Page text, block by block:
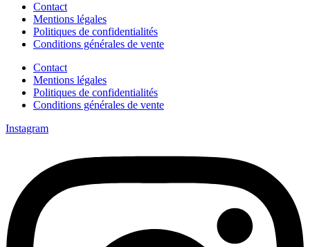
Contact
Mentions légales
Politiques de confidentialités
Conditions générales de vente
Contact
Mentions légales
Politiques de confidentialités
Conditions générales de vente
Instagram